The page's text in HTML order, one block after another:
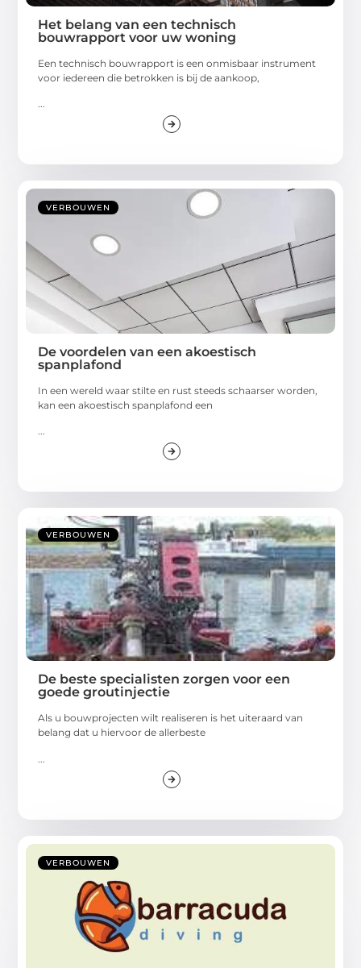
Het belang van een technisch
bouwrapport voor uw woning
Een technisch bouwrapport is een onmisbaar instrument
voor iedereen die betrokken is bij de aankoop,
VERBOUWEN
De voordelen van een akoestisch
spanplafond
In een wereld waar stilte en rust steeds schaarser worden,
kan een akoestisch spanplafond een
...
VERBOUWEN
De beste specialisten zorgen voor een
goede groutinjectie
Als u bouwprojecten wilt realiseren is het uiteraard van
belang dat u hiervoor de allerbeste
VERBOUWEN